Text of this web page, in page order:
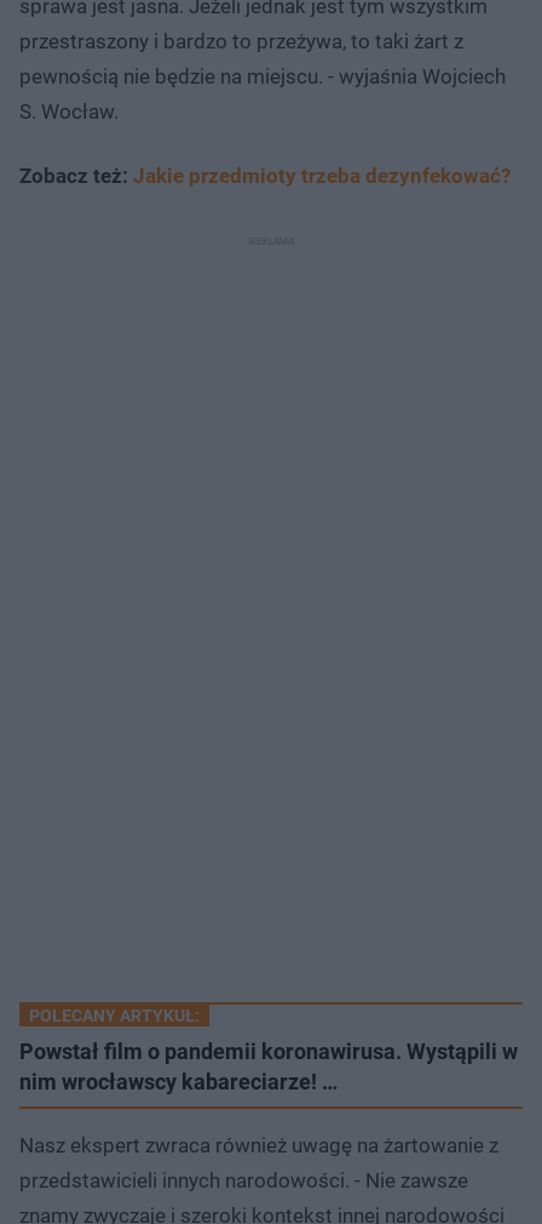
sprawa jest jasna. Jeżeli jednak jest tym wszystkim
przestraszony i bardzo to przeżywa, to taki żart z
pewnością nie będzie na miejscu. - wyjaśnia Wojciech
S. Wocław.
Zobacz też: Jakie przedmioty trzeba dezynfekować?
POLECANY ARTYKUŁ:
Powstał film o pandemii koronawirusa. Wystąpili w
nim wrocławscy kabareciarze! …
Nasz ekspert zwraca również uwagę na żartowanie z
przedstawicieli innych narodowości. - Nie zawsze
znamy zwyczaje i szeroki kontekst innej narodowości